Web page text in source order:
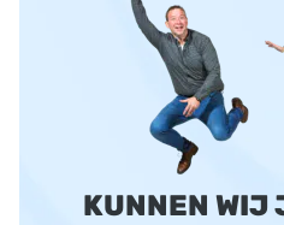
KUNNEN WIJ